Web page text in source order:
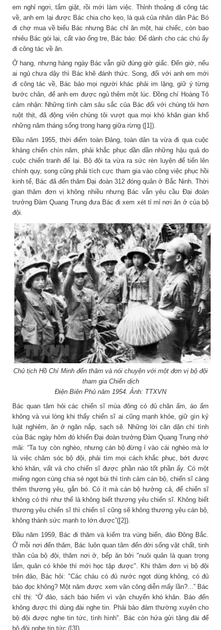
em nghỉ ngơi, tắm giặt, rồi mới làm việc. Thỉnh thoảng đi công tác
về, anh em lại được Bác chia cho kẹo, là quà của nhân dân Pác Bó
đi chợ mua về biếu Bác nhưng Bác chỉ ăn một, hai chiếc, còn bao
nhiêu Bác gói lại, cất vào ống tre, Bác bảo: Để dành cho các chú ấy
đi công tác về ăn.
Ở hang, nhưng hàng ngày Bác vẫn giữ đúng giờ giấc. Đến giờ, nếu
ai ngủ chưa dậy thì Bác khẽ đánh thức. Song, đối với anh em mới
đi công tác về, Bác bảo mọi người khác phải im lặng, giữ ý từng
bước chân, để anh em được ngủ thêm một lúc. Đồng chí Hoàng Tô
cảm nhận: Những tình cảm sâu sắc của Bác đối với chúng tôi hơn
ruột thịt, đã động viên chúng tôi vượt qua mọi khó khăn gian khổ
những năm tháng sống trong hang giữa rừng ([1]).
Đầu năm 1955, thời điểm toàn Đảng, toàn dân ta vừa đi qua cuộc
kháng chiến chín năm, phải khắc phục dần dần những hậu quả do
cuộc chiến tranh để lại. Bộ đội ta vừa ra sức rèn luyện để tiến lên
chính quy, song cũng phải tích cực tham gia vào công việc phục hồi
kinh tế, Bác đã đến thăm Đại đoàn 312 đóng quân ở Bắc Ninh. Thời
gian thăm đơn vị không nhiều nhưng Bác vẫn yêu cầu Đại đoàn
trưởng Đàm Quang Trung đưa Bác đi xem xét tỉ mỉ nơi ăn ở của bộ
đội.
Chủ tịch Hồ Chí Minh đến thăm và nói chuyện với một đơn vị bộ đội
tham gia Chiến dịch
Điện Biên Phủ năm 1954. Ảnh: TTXVN
Bác quan tâm hỏi các chiến sĩ mùa đông có đủ chăn ấm, áo ấm
không và vui lòng khi thấy chiến sĩ ai cũng mạnh khỏe, giữ gìn kỷ
luật nghiêm, ăn ở ngăn nắp, sạch sẽ. Những lời căn dặn chí tình
của Bác ngày hôm đó khiến Đại đoàn trưởng Đàm Quang Trung nhớ
mãi: “Ta tuy còn nghèo, nhưng cán bộ đừng ỉ vào cái nghèo mà lơ
là việc chăm sóc bộ đội, phải tìm mọi cách khắc phục, bớt được
khó khăn, vất vả cho chiến sĩ được phần nào tốt phần ấy. Có một
miếng ngon cùng chia sẻ ngọt bùi thì tình cảm cán bộ, chiến sĩ càng
thêm thương yêu, gắn bó. Có ít mà cán bộ hưởng cả, để chiến sĩ
không có thì như thế là không biết thương yêu chiến sĩ. Không biết
thương yêu chiến sĩ thì chiến sĩ cũng sẽ không thương yêu cán bộ,
không thành sức mạnh to lớn được”([2]).
Đầu năm 1959, Bác đi thăm và kiểm tra vùng biển, đảo Đông Bắc.
Ở mỗi nơi đến thăm, Bác luôn quan tâm đến đời sống vật chất, tinh
thần của bộ đội, thăm nơi ở, bếp ăn bởi "nuôi quân là quan trọng
lắm, quân có khỏe thì mới học tập được". Khi thăm đơn vị bộ đội
trên đảo, Bác hỏi: "Các cháu có đủ nước ngọt dùng không, có đủ
báo đọc không? Một năm được xem văn công diễn mấy lần?...” Bác
chỉ thị: “Ở đảo, sách báo hiếm vì vận chuyển khó khăn. Báo đến
không được thì dùng đài nghe tin. Phải bảo đảm thường xuyên cho
bộ đội được nghe tin tức, tình hình". Bác còn hứa gửi tặng đài để
bộ đội nghe tin tức ([3]).